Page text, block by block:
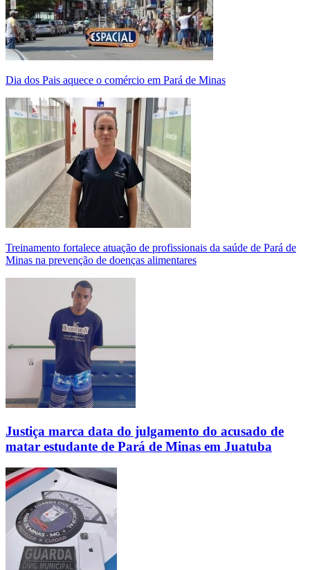
Dia dos Pais aquece o comércio em Pará de Minas
Treinamento fortalece atuação de profissionais da saúde de Pará de
Minas na prevenção de doenças alimentares
Justiça marca data do julgamento do acusado de
matar estudante de Pará de Minas em Juatuba